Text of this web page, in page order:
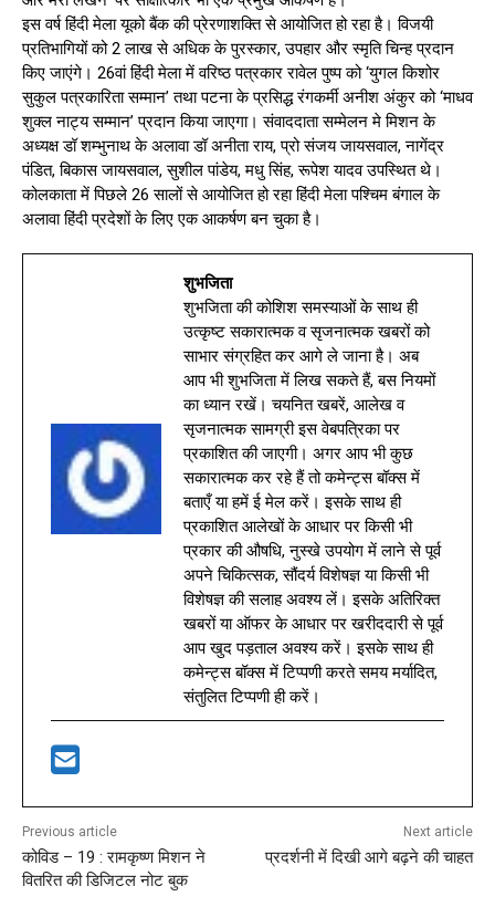
इस वर्ष हिंदी मेला यूको बैंक की प्रेरणाशक्ति से आयोजित हो रहा है। विजयी
प्रतिभागियों को 2 लाख से अधिक के पुरस्कार, उपहार और स्मृति चिन्ह प्रदान
किए जाएंगे। 26वां हिंदी मेला में वरिष्ठ पत्रकार रावेल पुष्प को ‘युगल किशोर
सुकुल पत्रकारिता सम्मान’ तथा पटना के प्रसिद्ध रंगकर्मी अनीश अंकुर को ‘माधव
शुक्ल नाट्य सम्मान’ प्रदान किया जाएगा। संवाददाता सम्मेलन मे मिशन के
अध्यक्ष डॉ शम्भुनाथ के अलावा डॉ अनीता राय, प्रो संजय जायसवाल, नागेंद्र
पंडित, बिकास जायसवाल, सुशील पांडेय, मधु सिंह, रूपेश यादव उपस्थित थे।
कोलकाता में पिछले 26 सालों से आयोजित हो रहा हिंदी मेला पश्चिम बंगाल के
अलावा हिंदी प्रदेशों के लिए एक आकर्षण बन चुका है।
शुभजिता
शुभजिता की कोशिश समस्याओं के साथ ही
उत्कृष्ट सकारात्मक व सृजनात्मक खबरों को
साभार संग्रहित कर आगे ले जाना है। अब
आप भी शुभजिता में लिख सकते हैं, बस नियमों
का ध्यान रखें। चयनित खबरें, आलेख व
सृजनात्मक सामग्री इस वेबपत्रिका पर
प्रकाशित की जाएगी। अगर आप भी कुछ
सकारात्मक कर रहे हैं तो कमेन्ट्स बॉक्स में
बताएँ या हमें ई मेल करें। इसके साथ ही
प्रकाशित आलेखों के आधार पर किसी भी
प्रकार की औषधि, नुस्खे उपयोग में लाने से पूर्व
अपने चिकित्सक, सौंदर्य विशेषज्ञ या किसी भी
विशेषज्ञ की सलाह अवश्य लें। इसके अतिरिक्त
खबरों या ऑफर के आधार पर खरीददारी से पूर्व
आप खुद पड़ताल अवश्य करें। इसके साथ ही
कमेन्ट्स बॉक्स में टिप्पणी करते समय मर्यादित,
संतुलित टिप्पणी ही करें।
Previous article
कोविड – 19 : रामकृष्ण मिशन ने
वितरित की डिजिटल नोट बुक
Next article
प्रदर्शनी में दिखी आगे बढ़ने की चाहत